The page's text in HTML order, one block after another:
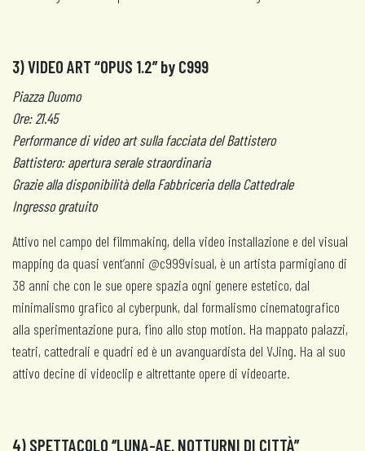
3) VIDEO ART “OPUS 1.2’’ by C999
Piazza Duomo
Ore: 21.45
Performance di video art sulla facciata del Battistero
Battistero: apertura serale straordinaria
Grazie alla disponibilità della Fabbriceria della Cattedrale
Ingresso gratuito
Attivo nel campo del filmmaking, della video installazione e del visual
mapping da quasi vent’anni @c999visual, è un artista parmigiano di
38 anni che con le sue opere spazia ogni genere estetico, dal
minimalismo grafico al cyberpunk, dal formalismo cinematografico
alla sperimentazione pura, fino allo stop motion. Ha mappato palazzi,
teatri, cattedrali e quadri ed è un avanguardista del VJing. Ha al suo
attivo decine di videoclip e altrettante opere di videoarte.
4) SPETTACOLO ‘’LUNA-AE. NOTTURNI DI CITTÀ’’